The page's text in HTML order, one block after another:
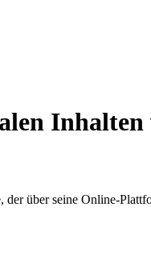
Inhalten
über seine Online-